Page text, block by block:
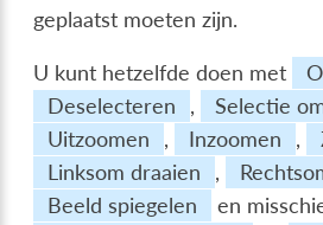
geplaatst moeten zijn.
U kunt hetzelfde doen met
Deselecteren
, Selectie
Uitzoomen
, Inzoomen ,
Linksom draaien
,
Beeld spiegelen
en